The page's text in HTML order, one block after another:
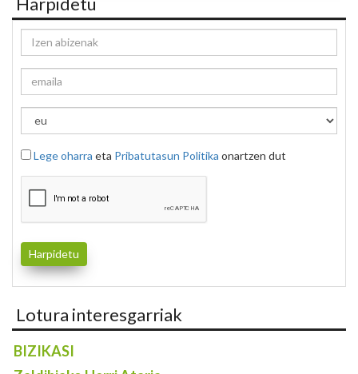
Lege oharra eta Pribatutasun Politika onartzen dut
Lotura interesgarriak
BIZIKASI